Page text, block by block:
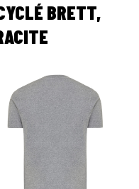
BRETT,